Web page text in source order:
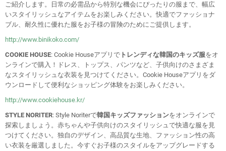
ご紹介します。日常の必需品から特別な機会にぴったりの服まで、幅広
いスタイリッシュなアイテムをお楽しみください。快適でファッショナ
ブル、耐久性に優れた服をお子様の冒険のためにご提供します。
http://www.binikoko.com/
COOKIE HOUSE: Cookie Houseアプリで トレンディな韓国のキッズ服をオ
ンラインで購入！ドレス、トップス、パンツなど、子供向けのさまざま
なスタイリッシュな衣装を見つけてください。Cookie Houseアプリをダ
ウンロードして便利なショッピング体験をお楽しみください。
http://www.cookiehouse.kr/
STYLE NORITER: Style Noriterで韓国キッズファッションをオンラインで
探索しましょう。赤ちゃんや子供向けのスタイリッシュで快適な服を見
つけてください。独自のデザイン、高品質な生地、ファッション性の高
い衣装を厳選しました。今すぐお子様のスタイルをアップグレードする